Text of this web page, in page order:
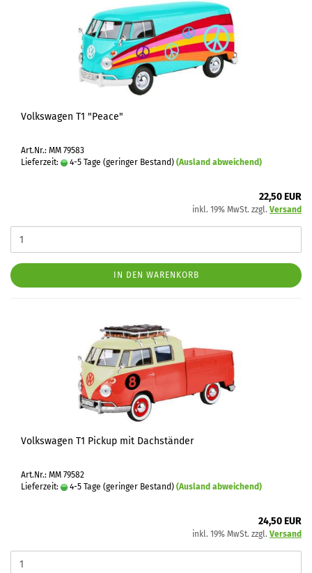
Volkswagen T1 "Peace"
Art.Nr.: MM 79583
Lieferzeit:
4-5 Tage (geringer Bestand) (Ausland abweichend)
22,50 EUR
inkl. 19% MwSt. zzgl. Versand
IN DEN WARENKORB
Volkswagen T1 Pickup mit Dachständer
Art.Nr.: MM 79582
Lieferzeit:
4-5 Tage (geringer Bestand) (Ausland abweichend)
24,50 EUR
inkl. 19% MwSt. zzgl. Versand